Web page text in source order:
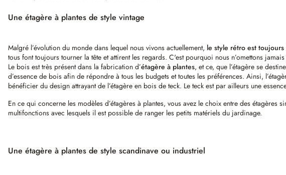
Une étagère à plantes de style vintage
Malgré l’évolution du monde dans lequel nous vivons actuellement, le style rétro est
tous font toujours tourner la tête et attirent les regards. C'est pourquoi nous n’omettons
Le bois est très présent dans la fabrication d’étagère à plantes, et ce, que l’étagère se
d’essence de bois afin de répondre à tous les budgets et toutes les préférences. Ainsi,
bénéficier du design attrayant de l’étagère en bois de teck. Le teck est par ailleurs une
En ce qui concerne les modèles d’étagères à plantes, vous avez le choix entre des
multifonctions avec lesquels il est possible de ranger les petits matériels du jardinage.
Une étagère à plantes de style scandinave ou industriel